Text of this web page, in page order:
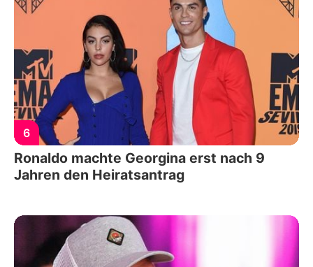
6
Ronaldo machte Georgina erst nach 9
Jahren den Heiratsantrag